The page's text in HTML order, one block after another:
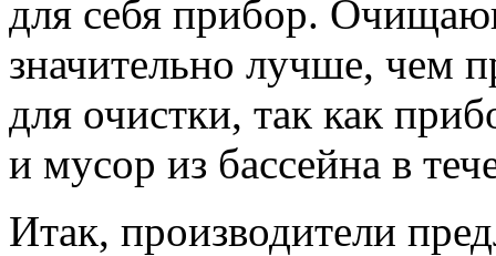
для себя прибор.
значительно лучше, чем
для очистки, так как
и мусор из бассейна в
Итак, производители